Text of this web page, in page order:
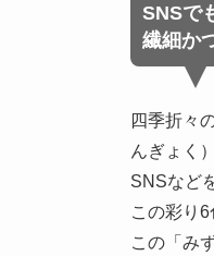
SNSで
繊細か
四季折々
んぎょく
SNSなど
この彩り
この「み